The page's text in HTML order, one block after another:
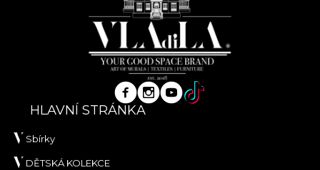
HLAVNÍ STRÁNKA
Sbírky
DĚTSKÁ KOLEKCE